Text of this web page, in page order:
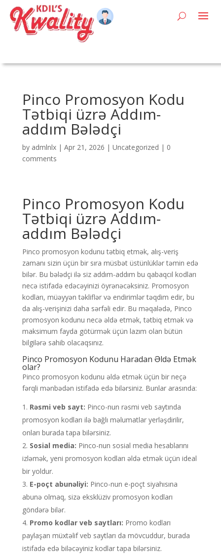
Pinco Promosyon Kodu
Tətbiqi üzrə Addım-
addım Bələdçi
by admlnlx| Apr 21, 2026 | Uncategorized | 0
comments
Pinco Promosyon Kodu
Tətbiqi üzrə Addım-
addım Bələdçi
Pinco promosyon kodunu tətbiq etmək, alış-veriş
zamanı sizin üçün bir sıra müsbət üstünlüklər təmin edə
bilər. Bu bələdçi ilə siz addım-addım bu qabaqcıl kodları
necə istifadə edəcəyinizi öyrənəcəksiniz. Promosyon
kodları, müəyyən təkliflər və endirimlər təqdim edir, bu
da alış-verişinizi daha sərfəli edir. Bu məqalədə, Pinco
promosyon kodunu necə əldə etmək, tətbiq etmək və
maksimum fayda götürmək üçün lazım olan bütün
bilgilərə sahib olacaqsınız.
Pinco Promosyon Kodunu Haradan Əldə Etmək
olar?
Pinco promosyon kodunu əldə etmək üçün bir neçə
fərqli mənbədən istifadə edə bilərsiniz. Bunlar arasında:
Rəsmi veb sayt: Pinco-nun rəsmi veb saytında
promosyon kodları ilə bağlı məlumatlar yerləşdirilir,
onları burada tapa bilərsiniz.
Sosial media: Pinco-nun sosial media hesablarını
izləmək, yeni promosyon kodları əldə etmək üçün ideal
bir yoldur.
E-poçt abunəliyi: Pinco-nun e-poçt siyahısına
abunə olmaq, sizə eksklüziv promosyon kodları
göndərə bilər.
Promo kodlar veb saytları: Promo kodları
paylaşan müxtəlif veb saytları da mövcuddur, burada
istifadə edə biləcəyiniz kodlar tapa bilərsiniz.